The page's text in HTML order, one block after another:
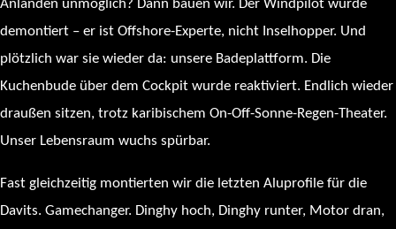
Anlanden unmöglich? Dann bauen wir. Der Windpilot wurde
demontiert – er ist Offshore-Experte, nicht Inselhopper. Und
plötzlich war sie wieder da: unsere Badeplattform. Die
Kuchenbude über dem Cockpit wurde reaktiviert. Endlich wieder
draußen sitzen, trotz karibischem On-Off-Sonne-Regen-Theater.
Unser Lebensraum wuchs spürbar.
Fast gleichzeitig montierten wir die letzten Aluprofile für die
Davits. Gamechanger. Dinghy hoch, Dinghy runter, Motor dran,